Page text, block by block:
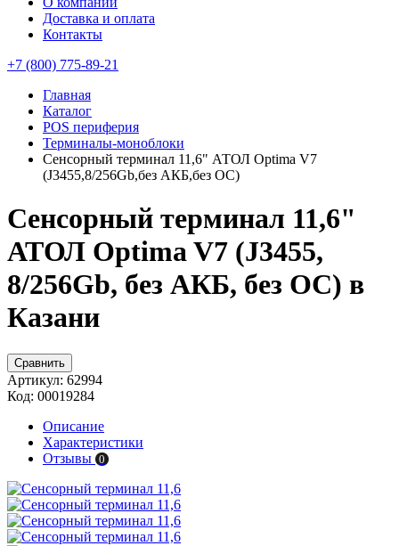
Доставка и оплата
Контакты
+7 (800) 775-89-21
Главная
Каталог
POS периферия
Терминалы-моноблоки
Сенсорный терминал 11,6" АТОЛ Optima V7
(J3455,8/256Gb,без АКБ,без ОС)
Сенсорный терминал 11,6"
АТОЛ Optima V7 (J3455,
8/256Gb, без АКБ, без ОС) в
Казани
Сравнить
Артикул: 62994
Код: 00019284
Описание
Характеристики
Отзывы 0